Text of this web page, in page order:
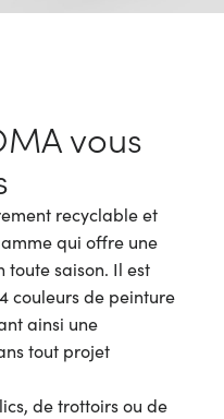
vous
recyclable et
qui offre une
toute saison. Il est
couleurs de peinture
ainsi une
tout projet
de trottoirs ou de